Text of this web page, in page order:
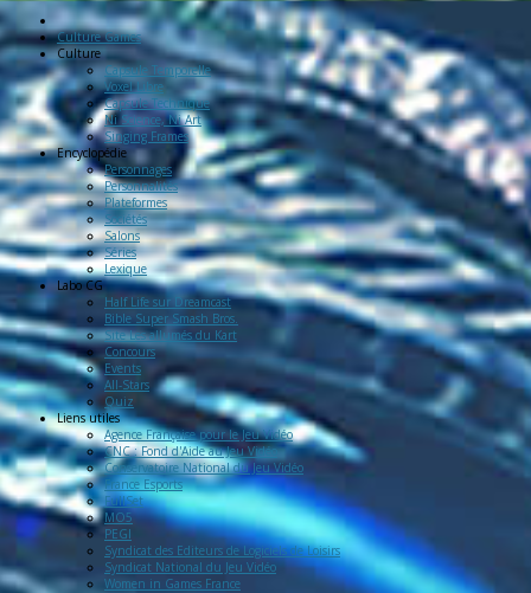
Culture Games
Culture
Capsule Temporelle
Voxel Libre
Capsule Technique
Ni Science, Ni Art
Singing Frames
Encyclopédie
Personnages
Personnalités
Plateformes
Sociétés
Salons
Séries
Lexique
LaboCG
Half Life sur Dreamcast
Bible Super Smash Bros.
Site Les allumés du Kart
Concours
Events
All-Stars
Quiz
Liensutiles
Agence Française pour le Jeu Vidéo
CNC : Fond d'Aide au Jeu Vidéo
Conservatoire National du Jeu Vidéo
France Esports
FullSet
MO5
PEGI
Syndicat des Editeurs de Logiciels de Loisirs
Syndicat National du Jeu Vidéo
Women in Games France